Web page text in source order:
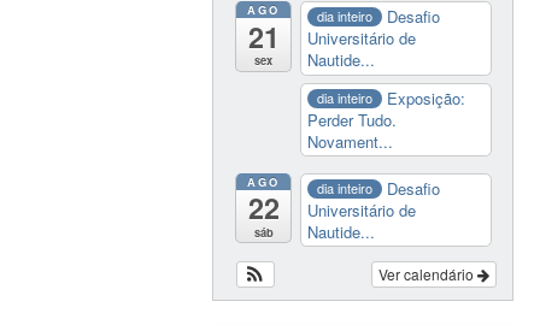
AGO
21
sex
dia inteiro
Desafio
Universitário de
Nautide...
dia inteiro
Exposição:
Perder Tudo.
Novament...
AGO
22
sáb
dia inteiro
Desafio
Universitário de
Nautide...
Ver calendário